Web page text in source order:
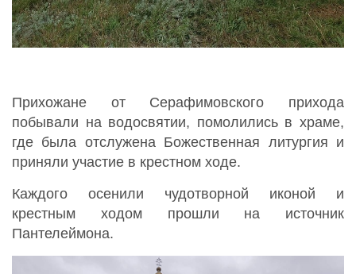
Прихожане от Серафимовского прихода
побывали на водосвятии, помолились в храме,
где была отслужена Божественная литургия и
приняли участие в крестном ходе.
Каждого осенили чудотворной иконой и
крестным ходом прошли на источник
Пантелеймона.